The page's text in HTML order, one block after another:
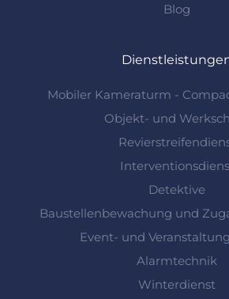
Blog
Mobiler Kameraturm -
Objekt- und
Detektive
Baustellenbewachung und
Event- und
Alarmtechnik
Winterdienst